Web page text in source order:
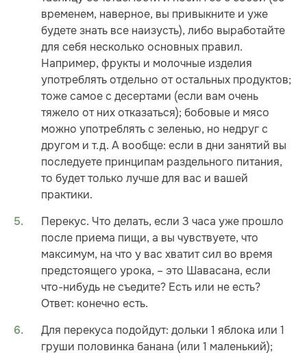
временем, наверное, вы привыкните и уже
будете знать все наизусть), либо выработайте
для себя несколько основных правил.
Например, фрукты и молочные изделия
употреблять отдельно от остальных продуктов;
тоже самое с десертами (если вам очень
тяжело от них отказаться); бобовые и мясо
можно употреблять с зеленью, но недруг с
другом и т.д. А вообще: если в дни занятий вы
последуете принципам раздельного питания,
то будет только лучше для вас и вашей
практики.
Перекус. Что делать, если 3 часа уже прошло
после приема пищи, а вы чувствуете, что
максимум, на что у вас хватит сил во время
предстоящего урока, – это Шавасана, если
что-нибудь не съедите? Есть или не есть?
Ответ: конечно есть.
Для перекуса подойдут: дольки 1 яблока или 1
груши половинка банана (или 1 маленький);